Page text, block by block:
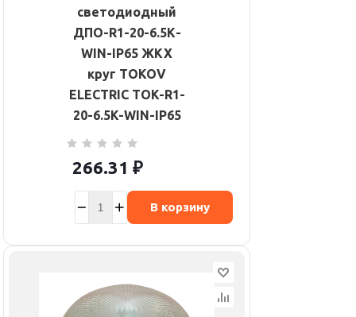
светодиодный
ДПО-R1-20-6.5К-
WIN-IP65 ЖКХ
круг TOKOV
ELECTRIC TOK-R1-
20-6.5K-WIN-IP65
266.31 ₽
В корзину